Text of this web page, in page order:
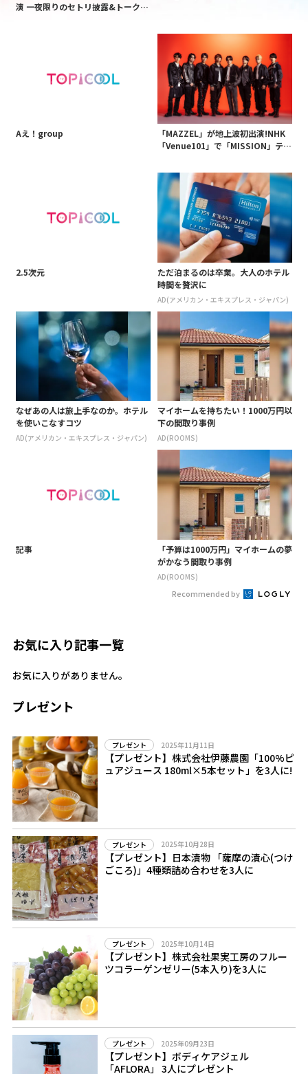
演 一夜限りのセトリ披露&トークコ
Aえ！group
「MAZZEL」が地上波初出演!NHK
「Venue101」で「MISSION」テレ
2.5次元
ただ泊まるのは卒業。大人のホテル
時間を贅沢に
AD(アメリカン・エキスプレス・ジャパン)
なぜあの人は旅上手なのか。ホテル
を使いこなすコツ
AD(アメリカン・エキスプレス・ジャパン)
マイホームを持ちたい！1000万円以
下の間取り事例
AD(ROOMS)
記事
「予算は1000万円」マイホームの夢
がかなう間取り事例
AD(ROOMS)
Recommended by
お気に入り記事一覧
お気に入りがありません。
プレゼント
プレゼント 2025年11月11日
【プレゼント】株式会社伊藤農園「100%ピ
ュアジュース 180ml×5本セット」を3人に!
プレゼント 2025年10月28日
【プレゼント】日本漬物 「薩摩の漬心(つけ
ごころ)」4種類詰め合わせを3人に
プレゼント 2025年10月14日
【プレゼント】株式会社果実工房のフルー
ツコラーゲンゼリー(5本入り)を3人に
プレゼント 2025年09月23日
【プレゼント】ボディケアジェル
「AFLORA」 3人にプレゼント